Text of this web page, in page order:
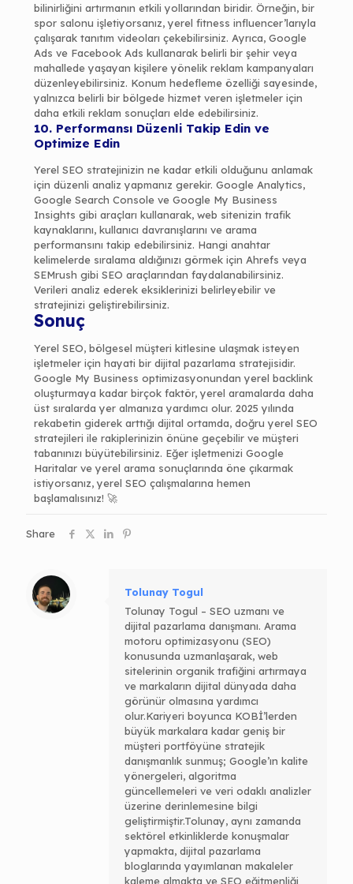
bilinirliğini artırmanın etkili yollarından biridir. Örneğin, bir
spor salonu işletiyorsanız, yerel fitness influencer’larıyla
çalışarak tanıtım videoları çekebilirsiniz. Ayrıca, Google
Ads ve Facebook Ads kullanarak belirli bir şehir veya
mahallede yaşayan kişilere yönelik reklam kampanyaları
düzenleyebilirsiniz. Konum hedefleme özelliği sayesinde,
yalnızca belirli bir bölgede hizmet veren işletmeler için
daha etkili reklam sonuçları elde edebilirsiniz.
10. Performansı Düzenli Takip Edin ve
Optimize Edin
Yerel SEO stratejinizin ne kadar etkili olduğunu anlamak
için düzenli analiz yapmanız gerekir. Google Analytics,
Google Search Console ve Google My Business
Insights gibi araçları kullanarak, web sitenizin trafik
kaynaklarını, kullanıcı davranışlarını ve arama
performansını takip edebilirsiniz. Hangi anahtar
kelimelerde sıralama aldığınızı görmek için Ahrefs veya
SEMrush gibi SEO araçlarından faydalanabilirsiniz.
Verileri analiz ederek eksiklerinizi belirleyebilir ve
stratejinizi geliştirebilirsiniz.
Sonuç
Yerel SEO, bölgesel müşteri kitlesine ulaşmak isteyen
işletmeler için hayati bir dijital pazarlama stratejisidir.
Google My Business optimizasyonundan yerel backlink
oluşturmaya kadar birçok faktör, yerel aramalarda daha
üst sıralarda yer almanıza yardımcı olur. 2025 yılında
rekabetin giderek arttığı dijital ortamda, doğru yerel SEO
stratejileri ile rakiplerinizin önüne geçebilir ve müşteri
tabanınızı büyütebilirsiniz. Eğer işletmenizi Google
Haritalar ve yerel arama sonuçlarında öne çıkarmak
istiyorsanız, yerel SEO çalışmalarına hemen
başlamalısınız! 🚀
Share
Tolunay Togul
Tolunay Togul – SEO uzmanı ve
dijital pazarlama danışmanı. Arama
motoru optimizasyonu (SEO)
konusunda uzmanlaşarak, web
sitelerinin organik trafiğini artırmaya
ve markaların dijital dünyada daha
görünür olmasına yardımcı
olur.Kariyeri boyunca KOBİ’lerden
büyük markalara kadar geniş bir
müşteri portföyüne stratejik
danışmanlık sunmuş; Google’ın kalite
yönergeleri, algoritma
güncellemeleri ve veri odaklı analizler
üzerine derinlemesine bilgi
geliştirmiştir.Tolunay, aynı zamanda
sektörel etkinliklerde konuşmalar
yapmakta, dijital pazarlama
bloglarında yayımlanan makaleler
kaleme almakta ve SEO eğitmenliği